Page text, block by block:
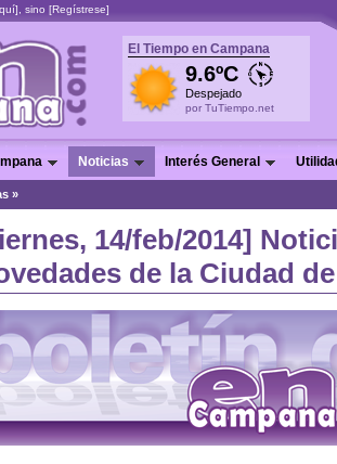
], sino [Regístrese]
El Tiempo en Campana
9.6ºC
Despejado
por TuTiempo.net
Noticias Interés General
»
14/feb/2014]
de la Ciudad